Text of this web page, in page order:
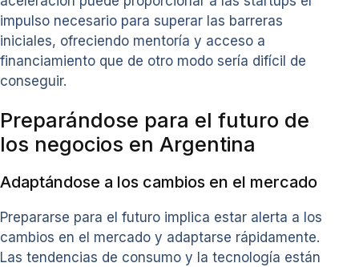
impulso necesario para superar las barreras
iniciales, ofreciendo mentoría y acceso a
financiamiento que de otro modo sería difícil de
conseguir.
Preparándose para el futuro de
los negocios en Argentina
Adaptándose a los cambios en el mercado
Prepararse para el futuro implica estar alerta a los
cambios en el mercado y adaptarse rápidamente.
Las tendencias de consumo y la tecnología están